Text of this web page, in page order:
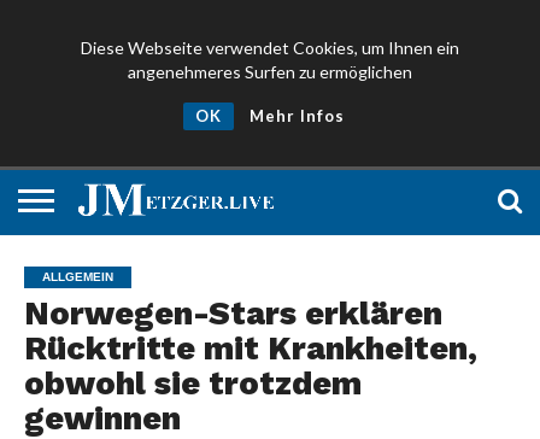
Diese Webseite verwendet Cookies, um Ihnen ein
angenehmeres Surfen zu ermöglichen
OK Mehr Infos
ALLGEMEIN
Norwegen-Stars erklären
Rücktritte mit Krankheiten,
obwohl sie trotzdem
gewinnen